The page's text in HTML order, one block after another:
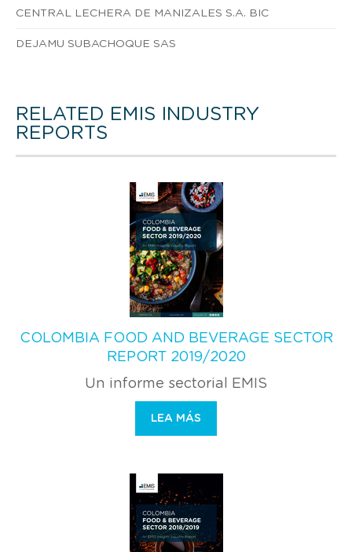
CENTRAL LECHERA DE MANIZALES S.A. BIC
DEJAMU SUBACHOQUE SAS
RELATED EMIS INDUSTRY
REPORTS
COLOMBIA FOOD AND BEVERAGE SECTOR
REPORT 2019/2020
Un informe sectorial EMIS
LEA MÁS